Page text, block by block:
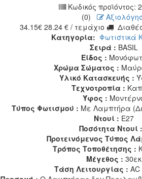
Κωδικός προϊόντος:
(0)
34.15€ 28.24 € / τεμάχιο
Κατηγορία: Φωτιστικά
Σειρά : BASIL
Είδος :
Χρώμα Σώματος :
Υλικό Κατασκευής :
Τεχνοτροπία :
Ύφος :
Τύπος Φωτισμού : Με Λαμπτήρα
Ντουί : E27
Ποσότητα Ντουί :
Προτεινόμενος Τύπος
Τρόπος Τοποθέτησης :
Μέγεθος : 30εκ
Τάση Λειτουργίας :